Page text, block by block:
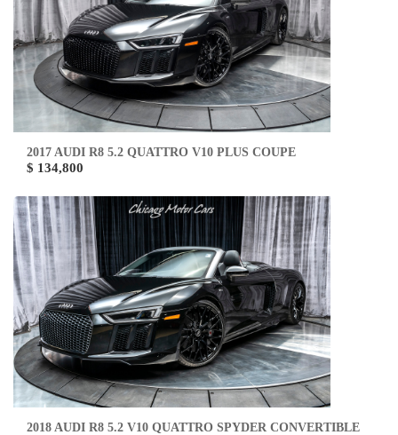
2017 AUDI R8 5.2 QUATTRO V10 PLUS COUPE
$ 134,800
2018 AUDI R8 5.2 V10 QUATTRO SPYDER CONVERTIBLE